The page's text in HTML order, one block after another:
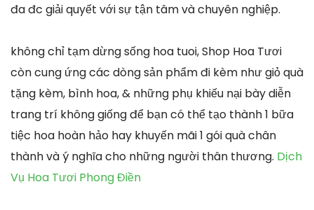
đa đc giải quyết với sự tận tâm và chuyên nghiệp.
không chỉ tạm dừng sống hoa tuoi, Shop Hoa Tươi
còn cung ứng các dòng sản phẩm đi kèm như giỏ quà
tặng kèm, bình hoa, & những phụ khiếu nại bày diễn
trang trí không giống để bạn có thể tạo thành 1 bữa
tiệc hoa hoàn hảo hay khuyến mãi 1 gói quà chân
thành và ý nghĩa cho những người thân thương. Dịch
Vụ Hoa Tươi Phong Điền